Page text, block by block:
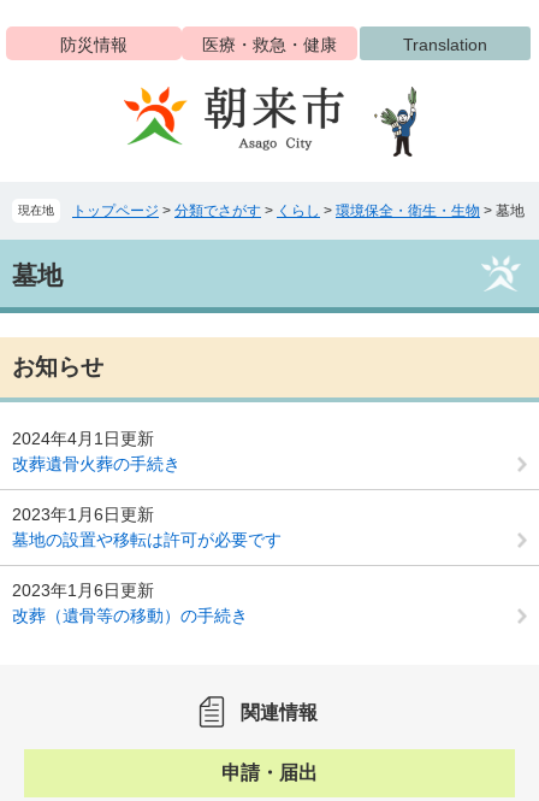
ジ
ュ
本
文
へ
防災情報 医療・救急・健康 Translation
現在地 トップページ > 分類でさがす > くらし > 環境保全・衛生・生物 > 墓地
文墓地
お知らせ
2024年4月1日更新
改葬遺骨火葬の手続き
2023年1月6日更新
墓地の設置や移転は許可が必要です
2023年1月6日更新
改葬（遺骨等の移動）の手続き
関連情報
申請・届出